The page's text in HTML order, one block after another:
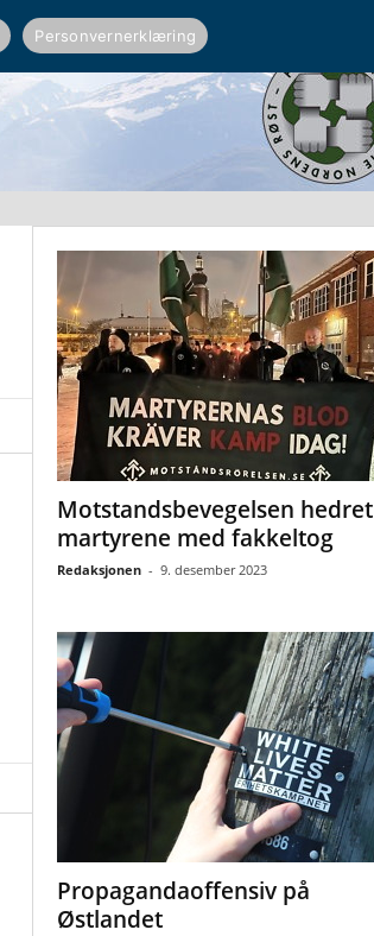
Motstandsbevegelsen hedret
martyrene med fakkeltog
Redaksjonen - 9. desember 2023
Propagandaoffensiv på
Østlandet
Personvernerklæring